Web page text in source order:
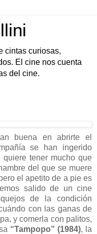
cintas curiosas,
El cine nos cuenta
del cine.
buena en abrirte el
se han ingerido
tener mucho que
del que se muere
el apetito de a pie es
salido de un cine
de la condición
con las ganas de
y comerla con palitos,
“Tampopo” (1984), la